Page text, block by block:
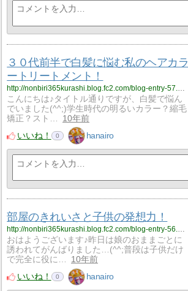
３０代前半で白髪に悩む私のヘアカラ
ートリートメント！
こんにちは♪タイトル通りですが、白髪で悩ん
でいました(^^;)学生時代の明るいカラー？縮毛
矯正？スト…
10年前
いいね！
0 hanairo
部屋のきれいさと子供の発想力！
おはようございます♪昨日は娘のおままごとに
誘われてがんばりました…(^^;普段は子供だけ
で完全に役に…
10年前
いいね！
0 hanairo